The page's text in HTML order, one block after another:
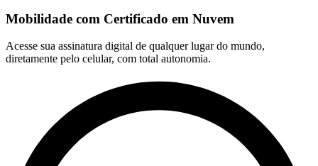
Mobilidade com Certificado em Nuvem
Acesse sua assinatura digital de qualquer lugar do mundo,
diretamente pelo celular, com total autonomia.